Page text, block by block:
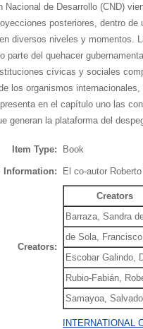
Nacional de Desarrollo (CND)
posteriores, dentro
diversos niveles y momentos.
parte del quehacer
cívicas y sociales
los organismos
en el capítulo uno las
generan la plataforma del
Item Type: Book
Information: El co-autor
Creators:
Creators
Barraza, Sandra
de Sola, Francisco
Escobar Galindo,
Rubio-Fabián,
Samayoa,
INTERNATIONAL